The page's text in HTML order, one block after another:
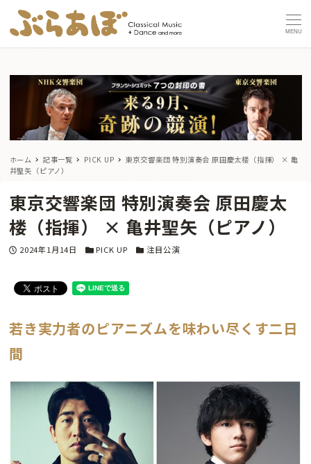
MENU
ホーム 記事一覧 PICK UP
東京交響楽団 特別演奏会 原田慶太楼（指揮） × 亀
井聖矢（ピアノ）
東京交響楽団 特別演奏会 原田慶太
楼（指揮） × 亀井聖矢（ピアノ）
投稿日
2024年1月14日 カテゴリー
PICK UP カテゴリー
注目公演
若き実力者のピアニズムを味わい尽くす二日
間